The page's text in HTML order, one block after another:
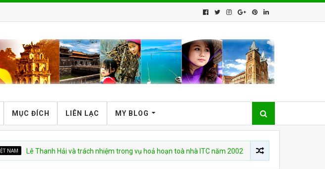
MỤC ĐÍCH LIÊN LẠC MY BLOG
Lê Thanh Hải và trách nhiệm trong vụ hoả hoạn toà nhà ITC năm 2002 CHUYỆN VIỆT NAM